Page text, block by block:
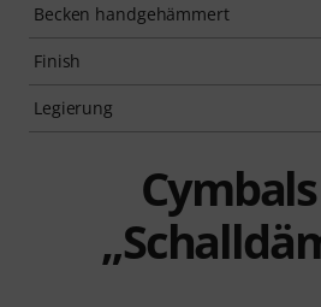
Becken handgehämmert
Finish
Legierung